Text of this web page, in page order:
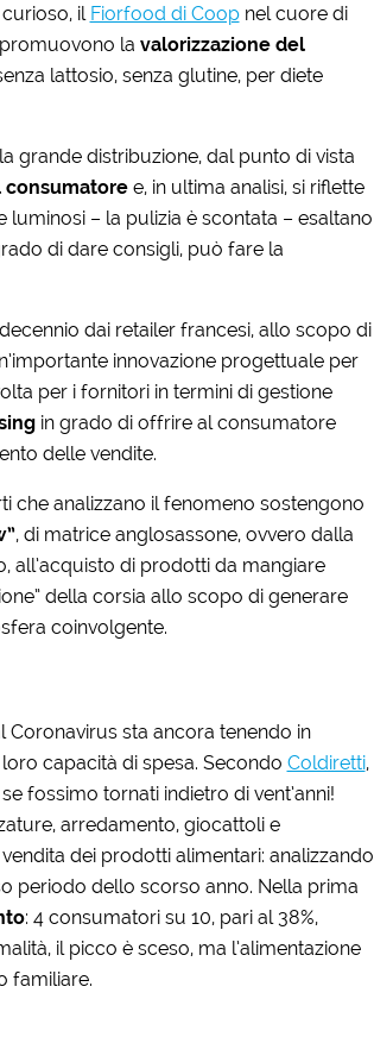
il Fiorfood di Coopnel cuore di
la valorizzazione del
lattosio, senza glutine, per diete
grande distribuzione, dal punto di vista
consumatoree, in ultima analisi, si riflette
luminosi – la pulizia è scontata – esaltano
di dare consigli, può fare la
dai retailer francesi, allo scopo di
innovazione progettuale per
per i fornitori in termini di gestione
in grado di offrire al consumatore
delle vendite.
che analizzano il fenomeno sostengono
, di matrice anglosassone, ovvero dalla
all’acquisto di prodotti da mangiare
della corsia allo scopo di generare
coinvolgente.
sta ancora tenendo in
capacità di spesa. Secondo Coldiretti,
fossimo tornati indietro di vent’anni!
arredamento, giocattoli e
dei prodotti alimentari: analizzando
periodo dello scorso anno. Nella prima
: 4 consumatori su 10, pari al 38%,
il picco è sceso, ma l’alimentazione
familiare.